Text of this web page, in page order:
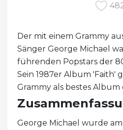
Der mit einem Grammy
Sänger George Michael
führenden Popstars der
Sein 1987er Album 'Faith'
Grammy als bestes Album
George Michael wurde am